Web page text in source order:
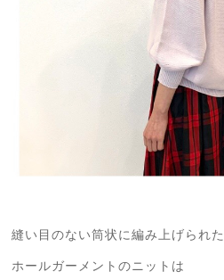
縫い目のない筒状に編み上げられた
ホールガーメントのニットは